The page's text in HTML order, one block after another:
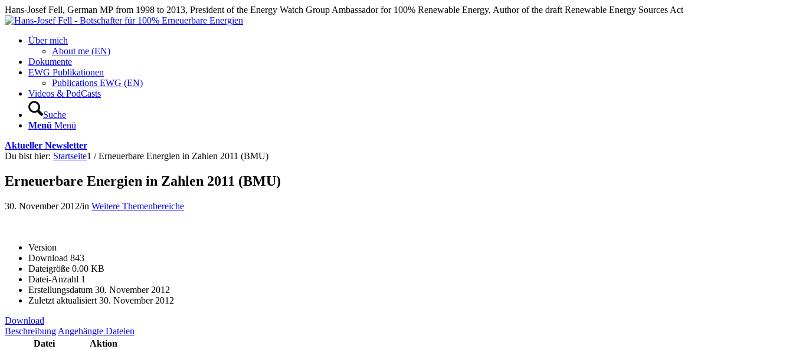
Hans-Josef Fell, German MP from 1998 to 2013, President of the Energy Watch Group Ambassador for 100% Renewable Energy, Author of the draft Renewable Energy Sources Act
Über mich
About me (EN)
Dokumente
EWG Publikationen
Publications EWG (EN)
Videos & PodCasts
Suche
Menü Menü
Aktueller Newsletter
Du bist hier: Startseite1 / Erneuerbare Energien in Zahlen 2011 (BMU)
Erneuerbare Energien in Zahlen 2011 (BMU)
30. November 2012/in Weitere Themenbereiche
Version
Download 843
Dateigröße 0.00 KB
Datei-Anzahl 1
Erstellungsdatum 30. November 2012
Zuletzt aktualisiert 30. November 2012
Download
Beschreibung Angehängte Dateien
Datei
Aktion